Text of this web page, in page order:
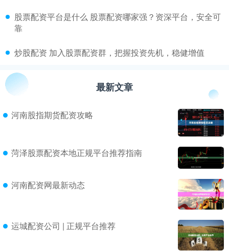
​股票配资平台是什么 股票配资哪家强？资深平台，安全可
靠
​炒股配资 加入股票配资群，把握投资先机，稳健增值
最新文章
河南股指期货配资攻略
菏泽股票配资本地正规平台推荐指南
河南配资网最新动态
运城配资公司 | 正规平台推荐